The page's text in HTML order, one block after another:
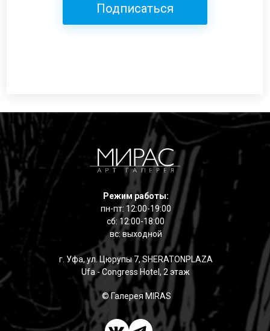
Подписаться
Режим работы:
пн-пт: 12:00-19:00
сб: 12:00-18:00
вс: выходной
г. Уфа, ул. Цюрупы 7, SHERATONPLAZA
Ufa - Congress Hotel, 2 этаж
© Галерея MIRAS